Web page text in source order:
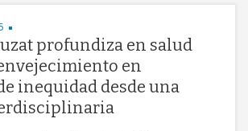
profundiza en salud
en
inequidad desde una